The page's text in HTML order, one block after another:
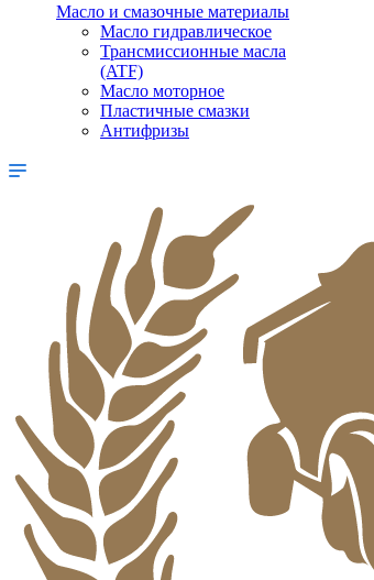
Масло и смазочные материалы
Масло гидравлическое
Трансмиссионные масла
(ATF)
Масло моторное
Пластичные смазки
Антифризы